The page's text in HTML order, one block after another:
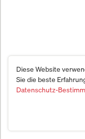
Diese Website
Sie die beste
Datenschutz-